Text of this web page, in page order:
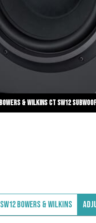
BOWERS & WILKINS CT SW12
BOWERS & WILKINS